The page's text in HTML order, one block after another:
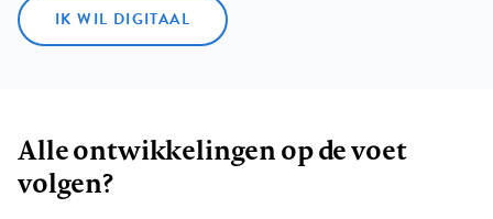
IK WIL DIGITAAL
Alle ontwikkelingen op de voet
volgen?